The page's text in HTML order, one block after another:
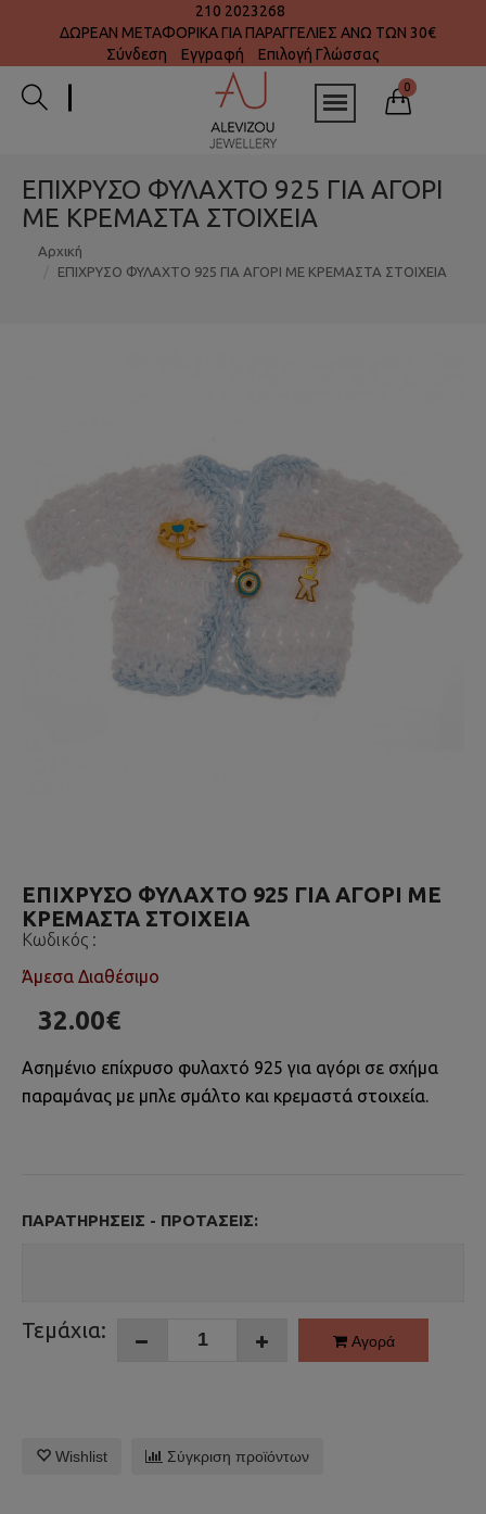
210 2023268
ΔΩΡΕΑΝ ΜΕΤΑΦΟΡΙΚΑ ΓΙΑ ΠΑΡΑΓΓΕΛΙΕΣ ΑΝΩ ΤΩΝ 30€
Σύνδεση
Εγγραφή Επιλογή Γλώσσας
0
ΕΠΙΧΡΥΣΟ ΦΥΛΑΧΤΟ 925 ΓΙΑ ΑΓΟΡΙ
ΜΕ ΚΡΕΜΑΣΤΑ ΣΤΟΙΧΕΙΑ
Αρχική
ΕΠΙΧΡΥΣΟ ΦΥΛΑΧΤΟ 925 ΓΙΑ ΑΓΟΡΙ ΜΕ ΚΡΕΜΑΣΤΑ ΣΤΟΙΧΕΙΑ
ΕΠΙΧΡΥΣΟ ΦΥΛΑΧΤΟ 925 ΓΙΑ ΑΓΟΡΙ ΜΕ
ΚΡΕΜΑΣΤΑ ΣΤΟΙΧΕΙΑ
Κωδικός :
Άμεσα Διαθέσιμο
32.00€
Ασημένιο επίχρυσο φυλαχτό 925 για αγόρι σε σχήμα
παραμάνας με μπλε σμάλτο και κρεμαστά στοιχεία.
ΠΑΡΑΤΗΡΉΣΕΙΣ - ΠΡΟΤΆΣΕΙΣ:
Τεμάχια: Αγορά
Wishlist Σύγκριση προϊόντων